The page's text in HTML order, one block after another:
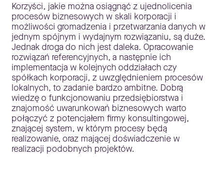
Korzyści, jakie można osiągnąć z ujednolicenia
procesów biznesowych w skali korporacji i
możliwości gromadzenia i przetwarzania danych w
jednym spójnym i wydajnym rozwiązaniu, są duże.
Jednak droga do nich jest daleka. Opracowanie
rozwiązań referencyjnych, a następnie ich
implementacja w kolejnych oddziałach czy
spółkach korporacji, z uwzględnieniem procesów
lokalnych, to zadanie bardzo ambitne. Dobrą
wiedzę o funkcjonowaniu przedsiębiorstwa i
znajomość uwarunkowań biznesowych warto
połączyć z potencjałem firmy konsultingowej,
znającej system, w którym procesy będą
realizowanie, oraz mającej doświadczenie w
realizacji podobnych projektów.